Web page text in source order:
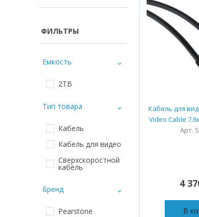
Кабель для
Video Cable
Арт.
4
В
ФИЛЬТРЫ
Емкость
2TB
Тип товара
Кабель
Кабель для видео
Сверхскоростной
кабель
Бренд
Pearstone